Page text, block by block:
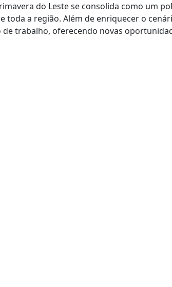
do Leste se consolida como um
toda a região. Além de enriquecer o
trabalho, oferecendo novas